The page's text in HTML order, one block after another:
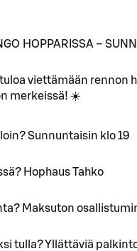
HOPPARISSA –
viettämään rennon
merkeissä! ☀️
Sunnuntaisin klo 19
Hophaus Tahko
Maksuton
tulla? Yllättäviä